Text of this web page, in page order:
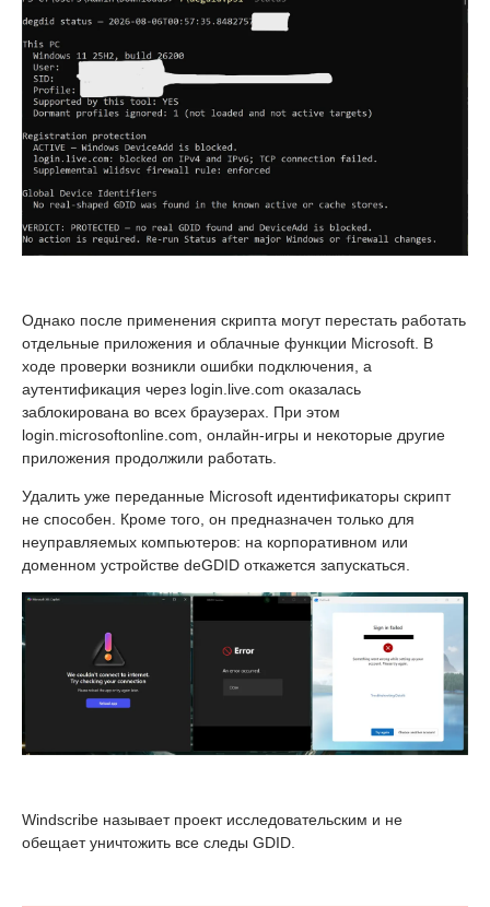
Однако после применения скрипта могут перестать работать
отдельные приложения и облачные функции Microsoft. В
ходе проверки возникли ошибки подключения, а
аутентификация через login.live.com оказалась
заблокирована во всех браузерах. При этом
login.microsoftonline.com, онлайн-игры и некоторые другие
приложения продолжили работать.
Удалить уже переданные Microsoft идентификаторы скрипт
не способен. Кроме того, он предназначен только для
неуправляемых компьютеров: на корпоративном или
доменном устройстве deGDID откажется запускаться.
Windscribe называет проект исследовательским и не
обещает уничтожить все следы GDID.